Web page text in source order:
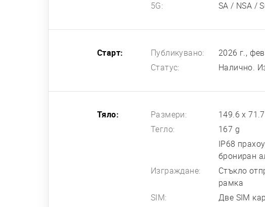
5G:
SA / NSA /
Старт: Публикувано:
2026 г.,
Статус:
Налично.
Тяло: Размери:
149.6 x
Тегло:
167 g
IP68
брониран
Изграждане:
Стъкло
рамка
SIM:
Две SIM